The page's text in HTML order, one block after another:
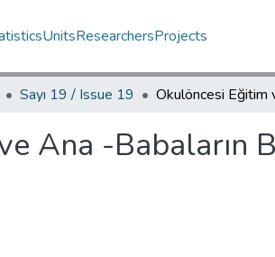
UnitsResearchersProjects
Sayı 19 / Issue 19
Ana -Babaların